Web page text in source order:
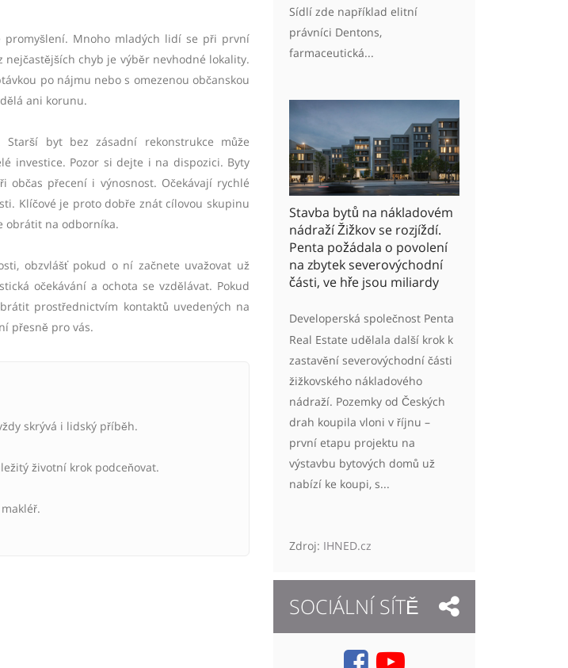
promyšlení. Mnoho mladých lidí se při první
chyb je výběr nevhodné lokality.
po nájmu nebo s omezenou občanskou
ani korunu.
byt bez zásadní rekonstrukce může
investice. Pozor si dejte i na dispozici. Byty
přecení i výnosnost. Očekávají rychlé
Klíčové je proto dobře znát cílovou skupinu
obrátit na odborníka.
obzvlášť pokud o ní začnete uvažovat už
očekávání a ochota se vzdělávat. Pokud
prostřednictvím kontaktů uvedených na
přesně pro vás.
skrývá i lidský příběh.
životní krok podceňovat.
Sídlí zde například elitní
právníci Dentons,
farmaceutická...
Stavba bytů na nákladovém
nádraží Žižkov se rozjíždí.
Penta požádala o povolení
na zbytek severovýchodní
části, ve hře jsou miliardy
Developerská společnost Penta
Real Estate udělala další krok k
zastavění severovýchodní části
žižkovského nákladového
nádraží. Pozemky od Českých
drah koupila vloni v říjnu –
první etapu projektu na
výstavbu bytových domů už
nabízí ke koupi, s...
Zdroj: IHNED.cz
SOCIÁLNÍ SÍTĚ